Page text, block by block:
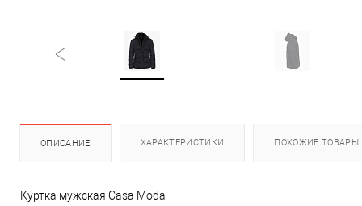
ОПИСАНИЕ ХАРАКТЕРИСТИКИ ПОХОЖИЕ ТОВАРЫ
Куртка мужская Casa Moda